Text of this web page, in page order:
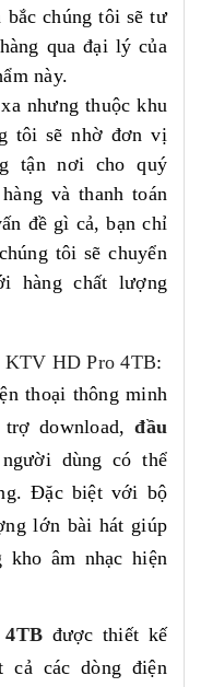
chúng tôi sẽ tư
qua đại lý của
này.
nhưng thuộc khu
tôi sẽ nhờ đơn vị
tận nơi cho quý
và thanh toán
đề gì cả, bạn chỉ
tôi sẽ chuyển
hàng chất lượng
HD Pro 4TB:
thoại thông minh
trợ download,đầu
dùng có thể
Đặc biệt với bộ
lớn bài hát giúp
kho âm nhạc hiện
được thiết kế
cả các dòng điện